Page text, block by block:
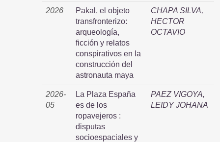
2026
Pakal, el objeto
transfronterizo:
arqueología,
ficción y relatos
conspirativos en la
construcción del
astronauta maya
CHAPA SILVA,
HECTOR
OCTAVIO
2026-
05
La Plaza España
es de los
ropavejeros :
disputas
socioespaciales y
PAEZ VIGOYA,
LEIDY JOHANA